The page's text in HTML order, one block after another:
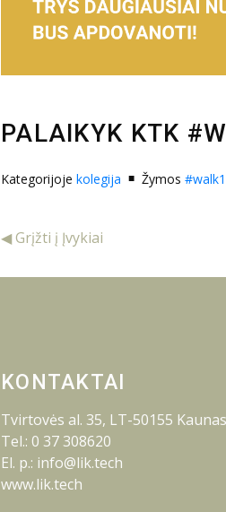
PALAIKYK KTK
Kategorijoje kolegija Žymos
◀ Grįžti į Įvykiai
KONTAKTAI
Tvirtovės al. 35, LT-50155 Kaunas
Tel.: 0 37 308620
El. p.: info@lik.tech
www.lik.tech